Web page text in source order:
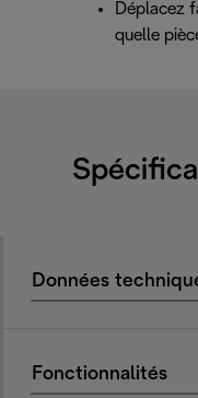
Déplacez
quelle
Données
Fonctionnalités